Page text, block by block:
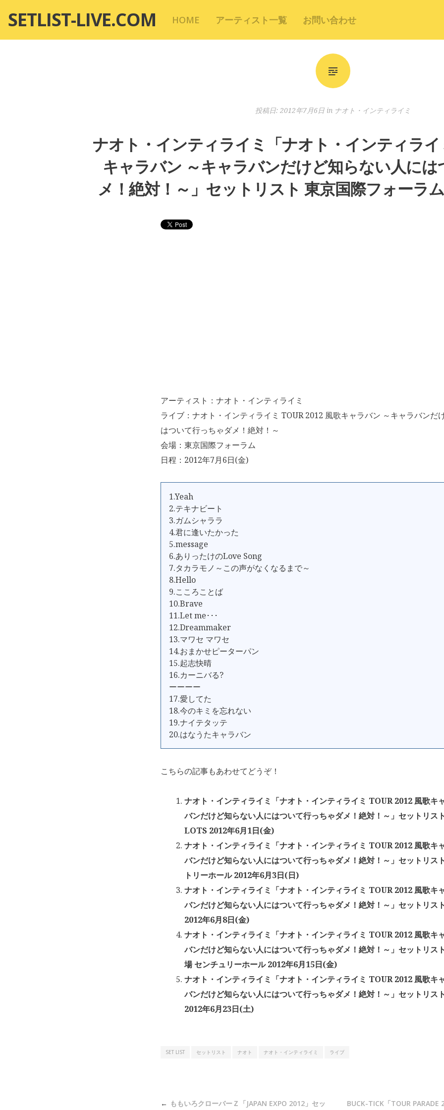
テ
SETLIST-LIVE.COM HOME アーティスト一覧 お問い合わせ
投稿日: 2012年7月6日 in ナオト・インティライミ
ナオト・インティライミ「ナオト・インティライ
キャラバン ～キャラバンだけど知らない人に
メ！絶対！～」セットリスト 東京国際フォーラ
アーティスト：ナオト・インティライミ
ライブ：ナオト・インティライミ TOUR 2012 風歌キャラバン ～キャラバンだ
はついて行っちゃダメ！絶対！～
会場：東京国際フォーラム
日程：2012年7月6日(金)
1.Yeah
2.テキナビート
3.ガムシャララ
4.君に逢いたかった
5.message
6.ありったけのLove Song
7.タカラモノ～この声がなくなるまで～
8.Hello
9.こころことば
10.Brave
11.Let me･･･
12.Dreammaker
13.マワセ マワセ
14.おまかせピーターパン
15.起志快晴
16.カーニバる?
ーーーー
17.愛してた
18.今のキミを忘れない
19.ナイテタッテ
20.はなうたキャラバン
こちらの記事もあわせてどうぞ！
ナオト・インティライミ「ナオト・インティライミ TOUR 2012 風歌キ
バンだけど知らない人にはついて行っちゃダメ！絶対！～」セットリス
LOTS 2012年6月1日(金)
ナオト・インティライミ「ナオト・インティライミ TOUR 2012 風歌キ
バンだけど知らない人にはついて行っちゃダメ！絶対！～」セットリス
トリーホール 2012年6月3日(日)
ナオト・インティライミ「ナオト・インティライミ TOUR 2012 風歌キ
バンだけど知らない人にはついて行っちゃダメ！絶対！～」セットリス
2012年6月8日(金)
ナオト・インティライミ「ナオト・インティライミ TOUR 2012 風歌キ
バンだけど知らない人にはついて行っちゃダメ！絶対！～」セットリス
場 センチュリーホール 2012年6月15日(金)
ナオト・インティライミ「ナオト・インティライミ TOUR 2012 風歌キ
バンだけど知らない人にはついて行っちゃダメ！絶対！～」セットリス
2012年6月23日(土)
SET LIST セットリスト ナオト ナオト・インティライミ ライブ
ももいろクローバーＺ「JAPAN​ EXPO 2012」セッ BUCK-TICK「TOUR PARADE